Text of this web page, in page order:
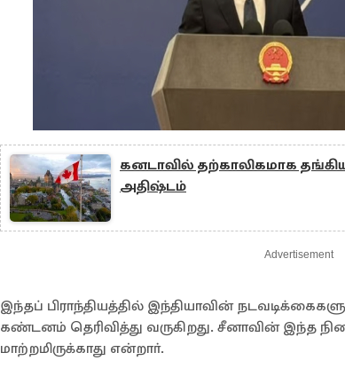
கனடாவில் தற்காலிகமாக
அதிஷ்டம்
Advertisement
இந்தப் பிராந்தியத்தில் இந்தியாவின்
கண்டனம் தெரிவித்து வருகிறது. சீனாவின் இந்த
மாற்றமிருக்காது என்றாா்.